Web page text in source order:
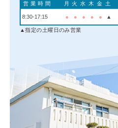
営業時間 月 火 水 木 金 土
8:30-17:15 ● ● ● ● ● ▲
▲指定の土曜日のみ営業